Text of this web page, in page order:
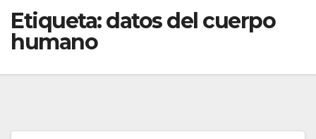
Etiqueta:datos del cuerpo
humano